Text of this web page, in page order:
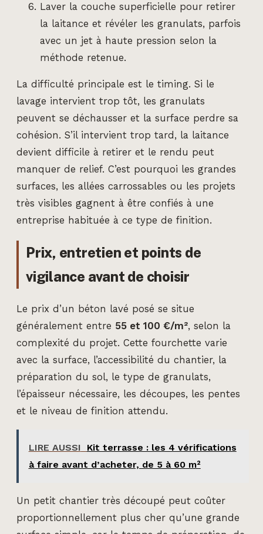
Laver la couche superficielle pour retirer
la laitance et révéler les granulats, parfois
avec un jet à haute pression selon la
méthode retenue.
La difficulté principale est le timing. Si le
lavage intervient trop tôt, les granulats
peuvent se déchausser et la surface perdre sa
cohésion. S’il intervient trop tard, la laitance
devient difficile à retirer et le rendu peut
manquer de relief. C’est pourquoi les grandes
surfaces, les allées carrossables ou les projets
très visibles gagnent à être confiés à une
entreprise habituée à ce type de finition.
Prix, entretien et points de
vigilance avant de choisir
Le prix d’un béton lavé posé se situe
généralement entre 55 et 100 €/m², selon la
complexité du projet. Cette fourchette varie
avec la surface, l’accessibilité du chantier, la
préparation du sol, le type de granulats,
l’épaisseur nécessaire, les découpes, les pentes
et le niveau de finition attendu.
LIRE AUSSI
Kit terrasse : les 4 vérifications
à faire avant d’acheter, de 5 à 60 m²
Un petit chantier très découpé peut coûter
proportionnellement plus cher qu’une grande